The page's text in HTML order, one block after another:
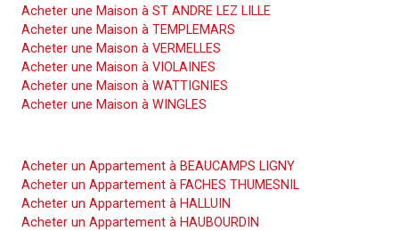
Acheter une Maison à ST ANDRE LEZ LILLE
Acheter une Maison à TEMPLEMARS
Acheter une Maison à VERMELLES
Acheter une Maison à VIOLAINES
Acheter une Maison à WATTIGNIES
Acheter une Maison à WINGLES
Acheter un Appartement à BEAUCAMPS LIGNY
Acheter un Appartement à FACHES THUMESNIL
Acheter un Appartement à HALLUIN
Acheter un Appartement à HAUBOURDIN